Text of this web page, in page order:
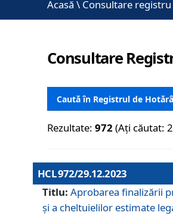
Acasă \ Consultare registru
Consultare
Caută în Registrul de
Rezultate:972 (Ați căutat:
HCL 972/29.12.2023
Titlu: Aprobarea finalizării
și a cheltuielilor estimate